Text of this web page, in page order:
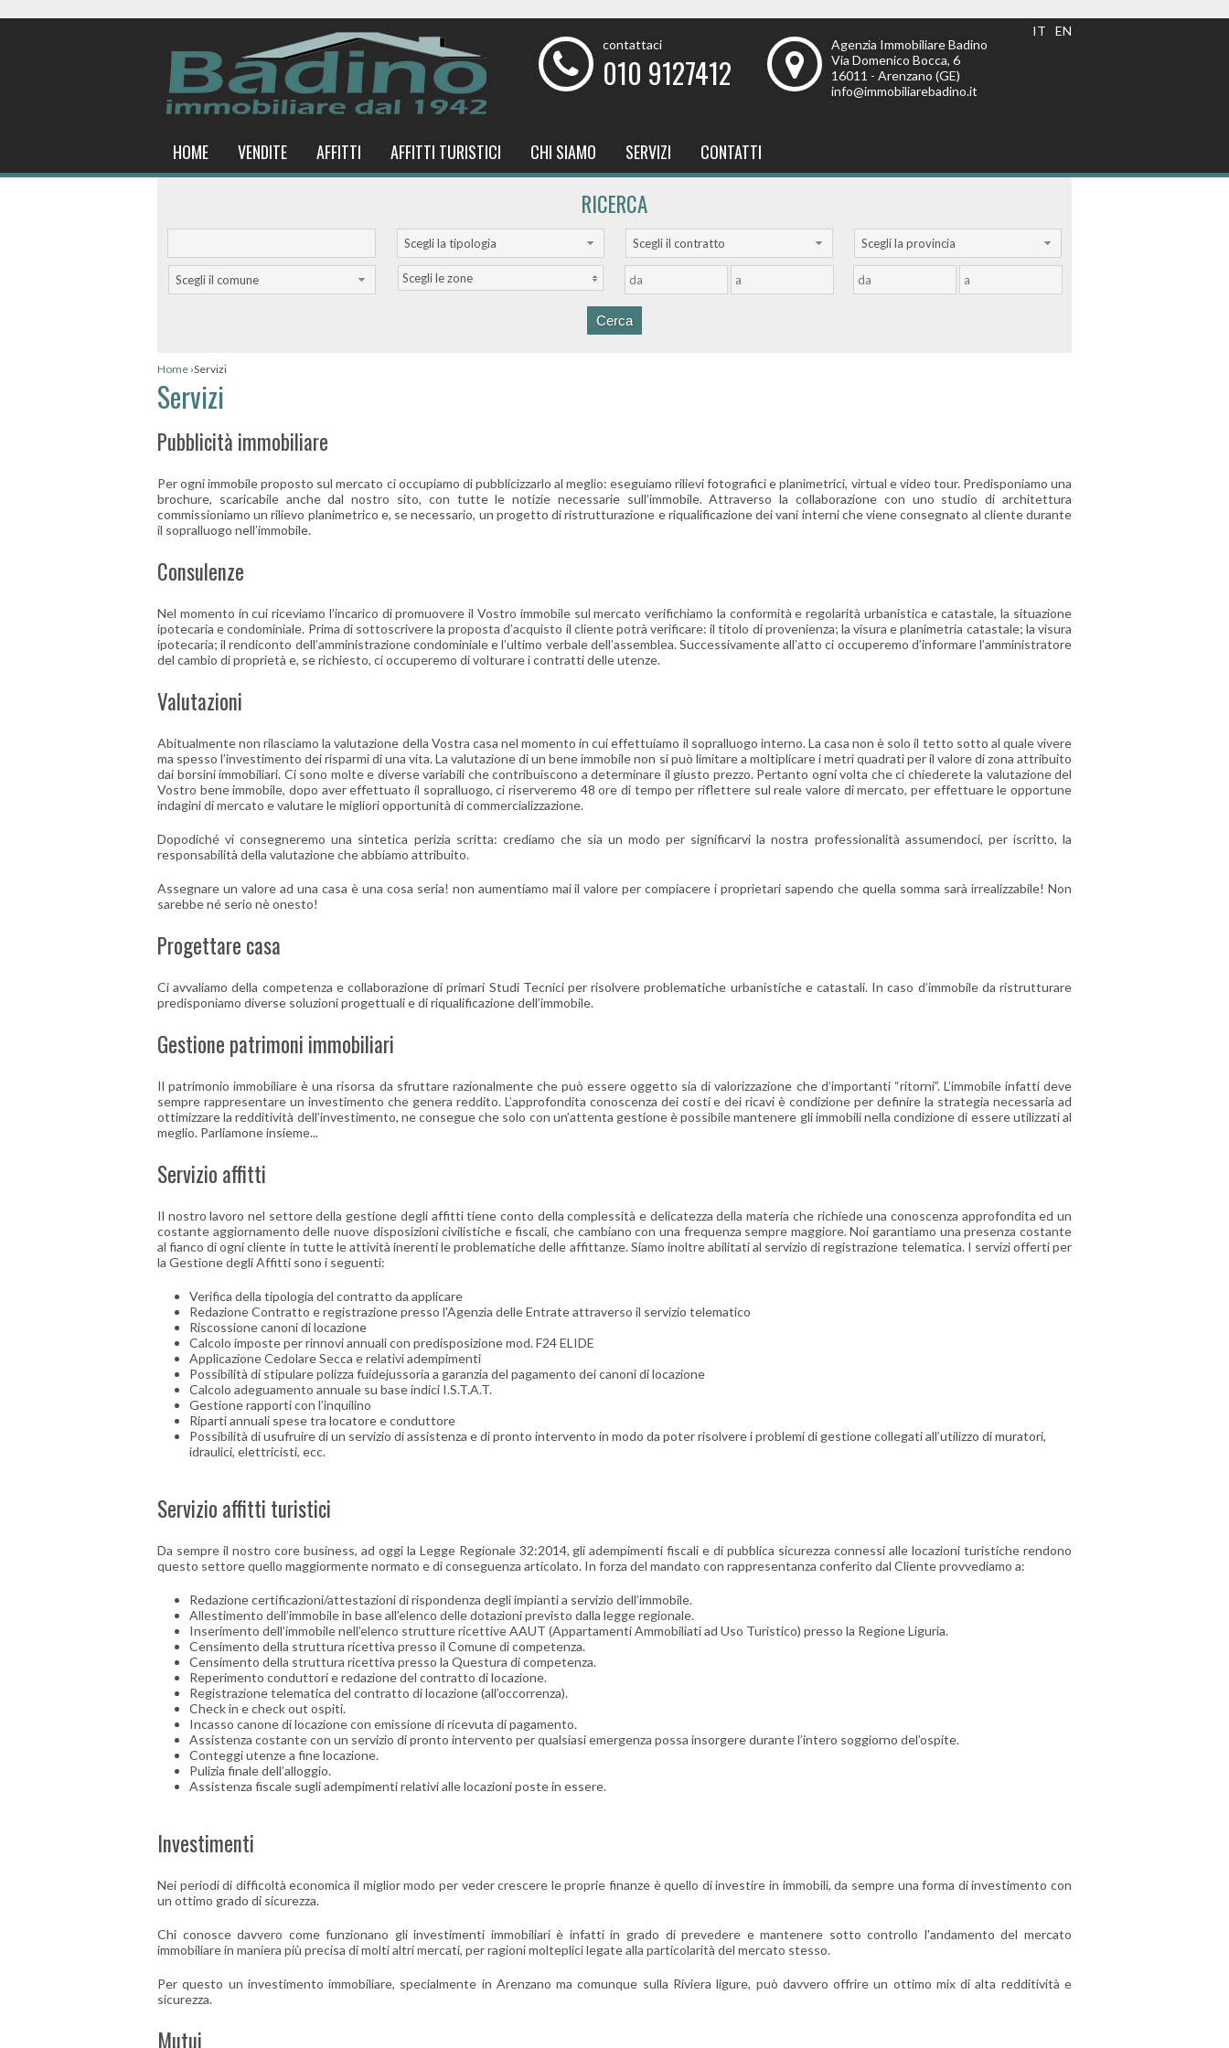
IT
EN
contattaci
010 9127412
Agenzia Immobiliare Badino
Via Domenico Bocca, 6
16011 - Arenzano (GE)
info@immobiliarebadino.it
HOME VENDITE AFFITTI AFFITTI TURISTICI CHI SIAMO SERVIZI CONTATTI
RICERCA
Scegli la tipologia Scegli il contratto Scegli la provincia
Scegli il comune Scegli le zone
Home ›Servizi
Servizi
Pubblicità immobiliare
Per ogni immobile proposto sul mercato ci occupiamo di pubblicizzarlo al meglio: eseguiamo rilievi fotografici e planimetrici, virtual e video tour. Predisponiamo una
brochure, scaricabile anche dal nostro sito, con tutte le notizie necessarie sull’immobile. Attraverso la collaborazione con uno studio di architettura
commissioniamo un rilievo planimetrico e, se necessario, un progetto di ristrutturazione e riqualificazione dei vani interni che viene consegnato al cliente durante
il sopralluogo nell’immobile.
Consulenze
Nel momento in cui riceviamo l’incarico di promuovere il Vostro immobile sul mercato verifichiamo la conformità e regolarità urbanistica e catastale, la situazione
ipotecaria e condominiale. Prima di sottoscrivere la proposta d’acquisto il cliente potrà verificare: il titolo di provenienza; la visura e planimetria catastale; la visura
ipotecaria; il rendiconto dell’amministrazione condominiale e l’ultimo verbale dell’assemblea. Successivamente all’atto ci occuperemo d’informare l’amministratore
del cambio di proprietà e, se richiesto, ci occuperemo di volturare i contratti delle utenze.
Valutazioni
Abitualmente non rilasciamo la valutazione della Vostra casa nel momento in cui effettuiamo il sopralluogo interno. La casa non è solo il tetto sotto al quale vivere
ma spesso l’investimento dei risparmi di una vita. La valutazione di un bene immobile non si può limitare a moltiplicare i metri quadrati per il valore di zona attribuito
dai borsini immobiliari. Ci sono molte e diverse variabili che contribuiscono a determinare il giusto prezzo. Pertanto ogni volta che ci chiederete la valutazione del
Vostro bene immobile, dopo aver effettuato il sopralluogo, ci riserveremo 48 ore di tempo per riflettere sul reale valore di mercato, per effettuare le opportune
indagini di mercato e valutare le migliori opportunità di commercializzazione.
Dopodiché vi consegneremo una sintetica perizia scritta: crediamo che sia un modo per significarvi la nostra professionalità assumendoci, per iscritto, la
responsabilità della valutazione che abbiamo attribuito.
Assegnare un valore ad una casa è una cosa seria! non aumentiamo mai il valore per compiacere i proprietari sapendo che quella somma sarà irrealizzabile! Non
sarebbe né serio nè onesto!
Progettare casa
Ci avvaliamo della competenza e collaborazione di primari Studi Tecnici per risolvere problematiche urbanistiche e catastali. In caso d’immobile da ristrutturare
predisponiamo diverse soluzioni progettuali e di riqualificazione dell’immobile.
Gestione patrimoni immobiliari
Il patrimonio immobiliare è una risorsa da sfruttare razionalmente che può essere oggetto sia di valorizzazione che d’importanti “ritorni”. L’immobile infatti deve
sempre rappresentare un investimento che genera reddito. L’approfondita conoscenza dei costi e dei ricavi è condizione per definire la strategia necessaria ad
ottimizzare la redditività dell’investimento, ne consegue che solo con un’attenta gestione è possibile mantenere gli immobili nella condizione di essere utilizzati al
meglio. Parliamone insieme...
Servizio affitti
Il nostro lavoro nel settore della gestione degli affitti tiene conto della complessità e delicatezza della materia che richiede una conoscenza approfondita ed un
costante aggiornamento delle nuove disposizioni civilistiche e fiscali, che cambiano con una frequenza sempre maggiore. Noi garantiamo una presenza costante
al fianco di ogni cliente in tutte le attività inerenti le problematiche delle affittanze. Siamo inoltre abilitati al servizio di registrazione telematica. I servizi offerti per
la Gestione degli Affitti sono i seguenti:
Verifica della tipologia del contratto da applicare
Redazione Contratto e registrazione presso l'Agenzia delle Entrate attraverso il servizio telematico
Riscossione canoni di locazione
Calcolo imposte per rinnovi annuali con predisposizione mod. F24 ELIDE
Applicazione Cedolare Secca e relativi adempimenti
Possibilità di stipulare polizza fuidejussoria a garanzia del pagamento dei canoni di locazione
Calcolo adeguamento annuale su base indici I.S.T.A.T.
Gestione rapporti con l’inquilino
Riparti annuali spese tra locatore e conduttore
Possibilità di usufruire di un servizio di assistenza e di pronto intervento in modo da poter risolvere i problemi di gestione collegati all’utilizzo di muratori,
idraulici, elettricisti, ecc.
Servizio affitti turistici
Da sempre il nostro core business, ad oggi la Legge Regionale 32:2014, gli adempimenti fiscali e di pubblica sicurezza connessi alle locazioni turistiche rendono
questo settore quello maggiormente normato e di conseguenza articolato. In forza del mandato con rappresentanza conferito dal Cliente provvediamo a:
Redazione certificazioni/attestazioni di rispondenza degli impianti a servizio dell’immobile.
Allestimento dell’immobile in base all’elenco delle dotazioni previsto dalla legge regionale.
Inserimento dell’immobile nell’elenco strutture ricettive AAUT (Appartamenti Ammobiliati ad Uso Turistico) presso la Regione Liguria.
Censimento della struttura ricettiva presso il Comune di competenza.
Censimento della struttura ricettiva presso la Questura di competenza.
Reperimento conduttori e redazione del contratto di locazione.
Registrazione telematica del contratto di locazione (all’occorrenza).
Check in e check out ospiti.
Incasso canone di locazione con emissione di ricevuta di pagamento.
Assistenza costante con un servizio di pronto intervento per qualsiasi emergenza possa insorgere durante l’intero soggiorno del’ospite.
Conteggi utenze a fine locazione.
Pulizia finale dell’alloggio.
Assistenza fiscale sugli adempimenti relativi alle locazioni poste in essere.
Investimenti
Nei periodi di difficoltà economica il miglior modo per veder crescere le proprie finanze è quello di investire in immobili, da sempre una forma di investimento con
un ottimo grado di sicurezza.
Chi conosce davvero come funzionano gli investimenti immobiliari è infatti in grado di prevedere e mantenere sotto controllo l'andamento del mercato
immobiliare in maniera più precisa di molti altri mercati, per ragioni molteplici legate alla particolarità del mercato stesso.
Per questo un investimento immobiliare, specialmente in Arenzano ma comunque sulla Riviera ligure, può davvero offrire un ottimo mix di alta redditività e
sicurezza.
Mutui